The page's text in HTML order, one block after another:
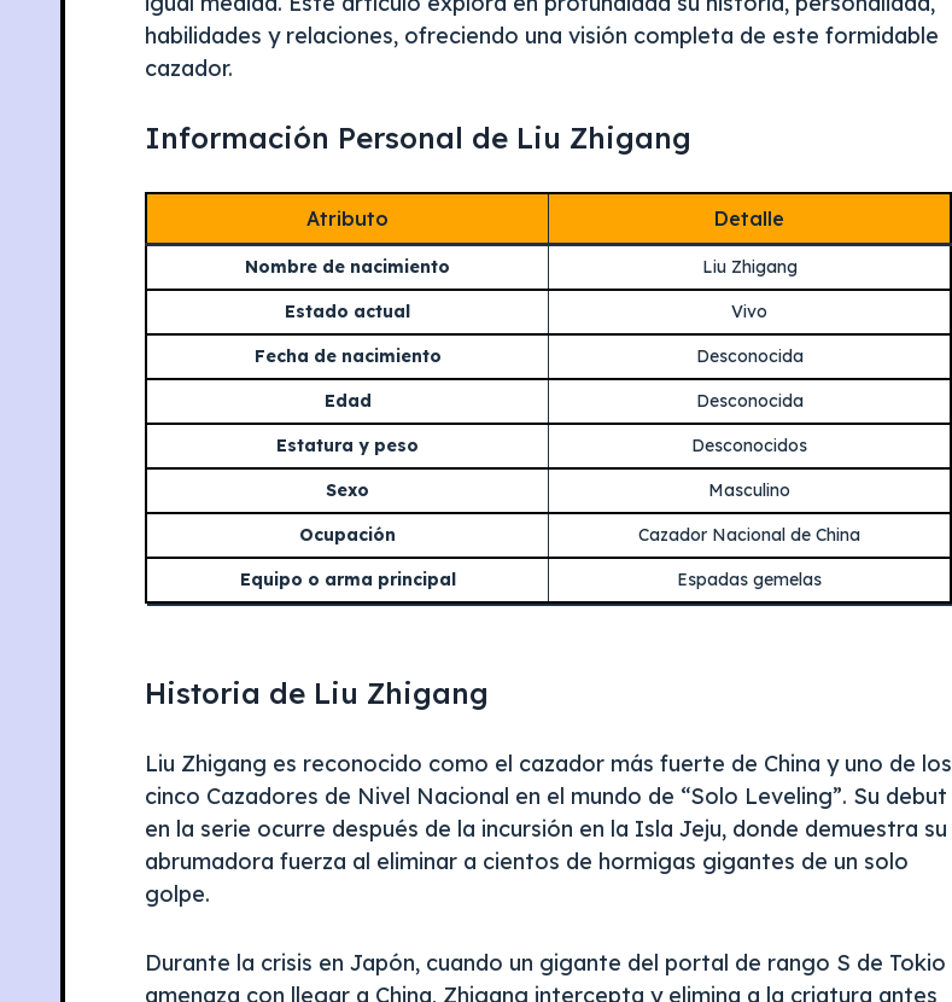
habilidades y relaciones, ofreciendo una visión completa de este formidable
cazador.
Información Personal de Liu Zhigang
Atributo Detalle
Nombre de nacimiento Liu Zhigang
Estado actual Vivo
Fecha de nacimiento Desconocida
Edad Desconocida
Estatura y peso Desconocidos
Sexo Masculino
Ocupación Cazador Nacional de China
Equipo o arma principal Espadas gemelas
Historia de Liu Zhigang
Liu Zhigang es reconocido como el cazador más fuerte de China y uno de los
cinco Cazadores de Nivel Nacional en el mundo de “Solo Leveling”. Su debut
en la serie ocurre después de la incursión en la Isla Jeju, donde demuestra su
abrumadora fuerza al eliminar a cientos de hormigas gigantes de un solo
golpe.
Durante la crisis en Japón, cuando un gigante del portal de rango S de Tokio
amenaza con llegar a China, Zhigang intercepta y elimina a la criatura antes